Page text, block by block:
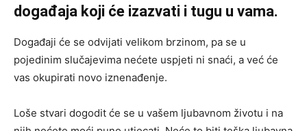
događaja koji će izazvati i tugu u vama.
Događaji će se odvijati velikom brzinom, pa se u
pojedinim slučajevima nećete uspjeti ni snaći, a već će
vas okupirati novo iznenađenje.
Loše stvari dogodit će se u vašem ljubavnom životu i na